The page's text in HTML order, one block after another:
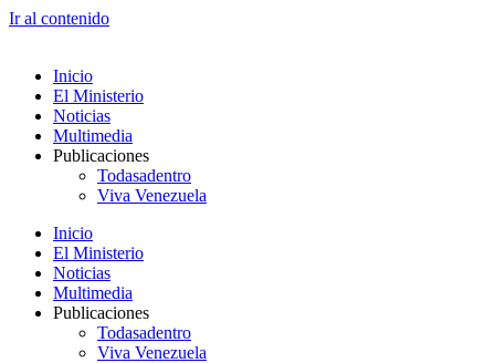
Ir al contenido
Inicio
El Ministerio
Noticias
Multimedia
Publicaciones
Todasadentro
Viva Venezuela
Inicio
El Ministerio
Noticias
Multimedia
Publicaciones
Todasadentro
Viva Venezuela